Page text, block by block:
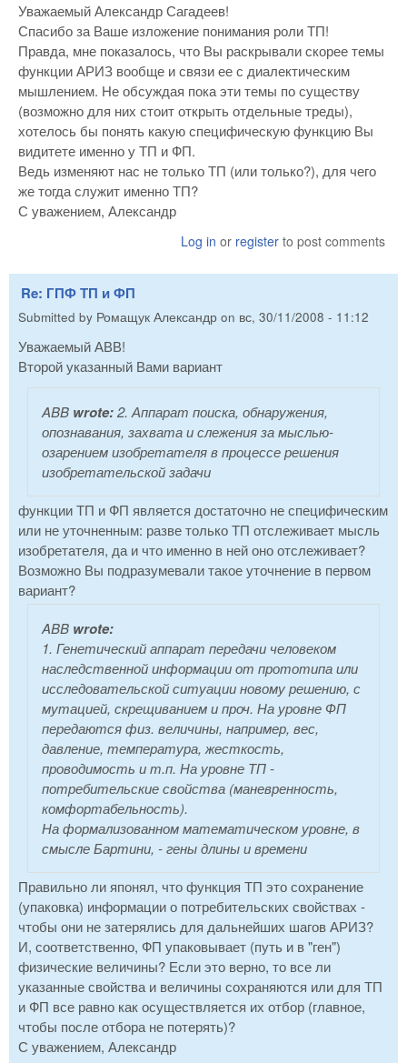
Уважаемый Александр Сагадеев!
Спасибо за Ваше изложение понимания роли ТП!
Правда, мне показалось, что Вы раскрывали скорее темы
функции АРИЗ вообще и связи ее с диалектическим
мышлением. Не обсуждая пока эти темы по существу
(возможно для них стоит открыть отдельные треды),
хотелось бы понять какую специфическую функцию Вы
видитете именно у ТП и ФП.
Ведь изменяют нас не только ТП (или только?), для чего
же тогда служит именно ТП?
С уважением, Александр
Log in or register to post comments
Re: ГПФ ТП и ФП
Submitted by Ромащук Александр on вс, 30/11/2008 - 11:12
Уважаемый АВВ!
Второй указанный Вами вариант
ABB wrote:2. Аппарат поиска, обнаружения,
опознавания, захвата и слежения за мыслью-
озарением изобретателя в процессе решения
изобретательской задачи
функции ТП и ФП является достаточно не специфическим
или не уточненным: разве только ТП отслеживает мысль
изобретателя, да и что именно в ней оно отслеживает?
Возможно Вы подразумевали такое уточнение в первом
вариант?
ABB wrote:
1. Генетический аппарат передачи человеком
наследственной информации от прототипа или
исследовательской ситуации новому решению, с
мутацией, скрещиванием и проч. На уровне ФП
передаются физ. величины, например, вес,
давление, температура, жесткость,
проводимость и т.п. На уровне ТП -
потребительские свойства (маневренность,
комфортабельность).
На формализованном математическом уровне, в
смысле Бартини, - гены длины и времени
Правильно ли японял, что функция ТП это сохранение
(упаковка) информации о потребительских свойствах -
чтобы они не затерялись для дальнейших шагов АРИЗ?
И, соответственно, ФП упаковывает (путь и в "ген")
физические величины? Если это верно, то все ли
указанные свойства и величины сохраняются или для ТП
и ФП все равно как осуществляется их отбор (главное,
чтобы после отбора не потерять)?
С уважением, Александр